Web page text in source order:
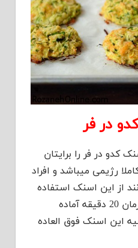
در فر
کدو در فر را برایتان
رژیمی میباشد و افراد
از این اسنک استفاده
کنند این اسنک به مدت زمان 20 دقیقه آماده
این اسنک فوق العاده